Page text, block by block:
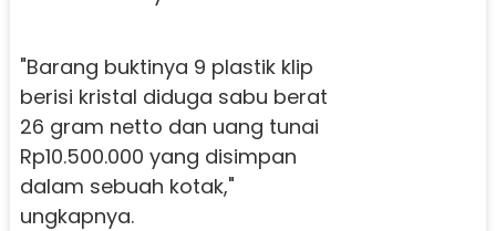
"Barang buktinya 9 plastik klip
berisi kristal diduga sabu berat
26 gram netto dan uang tunai
Rp10.500.000 yang disimpan
dalam sebuah kotak,"
ungkapnya.